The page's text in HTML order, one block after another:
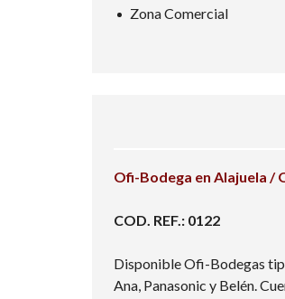
Zona Comercial
Ofi-Bodega en Alajuela /
COD. REF.: 0122
Disponible Ofi-Bodegas
Ana, Panasonic y Belén.